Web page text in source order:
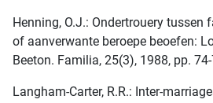
Henning, O.J.: Ondertrouery
of aanverwante beroepe beoefen:
Beeton. Familia, 25(3), 1988, pp.
Langham-Carter, R.R.: Inter-